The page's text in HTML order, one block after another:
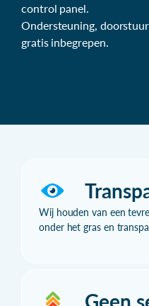
control panel.
Ondersteuning,
gratis inbegrepen.
Wij houden van een
onder het gras en
Geen